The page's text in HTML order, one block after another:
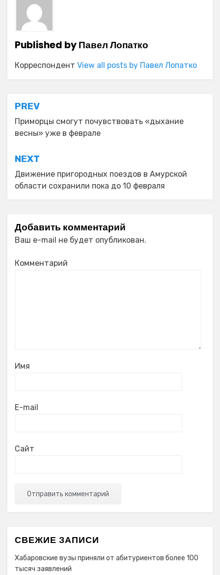
Published byПавел Лопатко
Корреспондент View all posts by Павел Лопатко
Навигация
по
записям
PREV
Приморцы смогут почувствовать «дыхание
весны» уже в феврале
NEXT
Движение пригородных поездов в Амурской
области сохранили пока до 10 февраля
Добавить комментарий
Ваш e-mail не будет опубликован.
Комментарий
Имя
E-mail
Сайт
СВЕЖИЕ ЗАПИСИ
Хабаровские вузы приняли от абитуриентов более 100
тысяч заявлений